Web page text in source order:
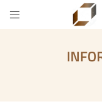

Lieu-dit Le Village
04 66 48 21 03